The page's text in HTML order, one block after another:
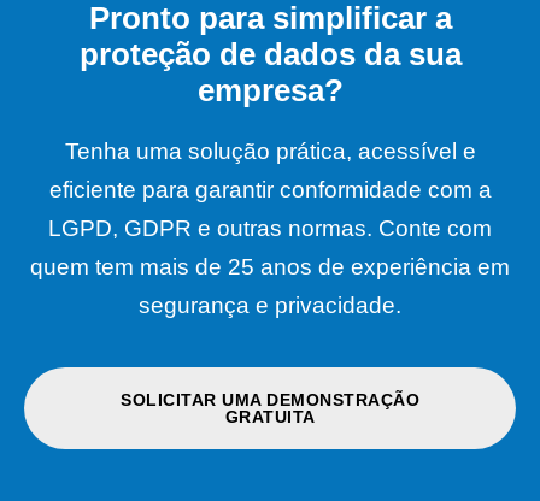
mail
Pronto para simplificar a
proteção de dados da sua
empresa?
Tenha uma solução prática, acessível e
eficiente para garantir conformidade com a
LGPD, GDPR e outras normas. Conte com
quem tem mais de 25 anos de experiência em
segurança e privacidade.
SOLICITAR UMA DEMONSTRAÇÃO
GRATUITA